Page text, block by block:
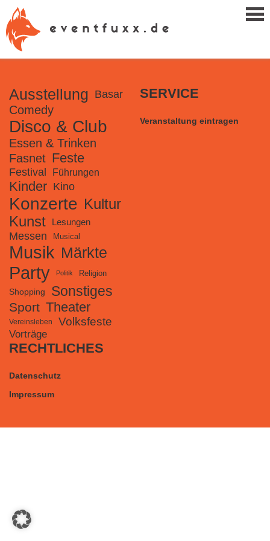
Ausstellung Basar
Comedy
Disco & Club
Essen & Trinken
Fasnet Feste
Festival Führungen
Kinder Kino
Konzerte Kultur
Kunst
Lesungen
Messen Musical
Musik Märkte
Party Politik Religion
Shopping Sonstiges
Sport Theater
Vereinsleben Volksfeste
Vorträge
SERVICE
Veranstaltung eintragen
RECHTLICHES
Datenschutz
Impressum